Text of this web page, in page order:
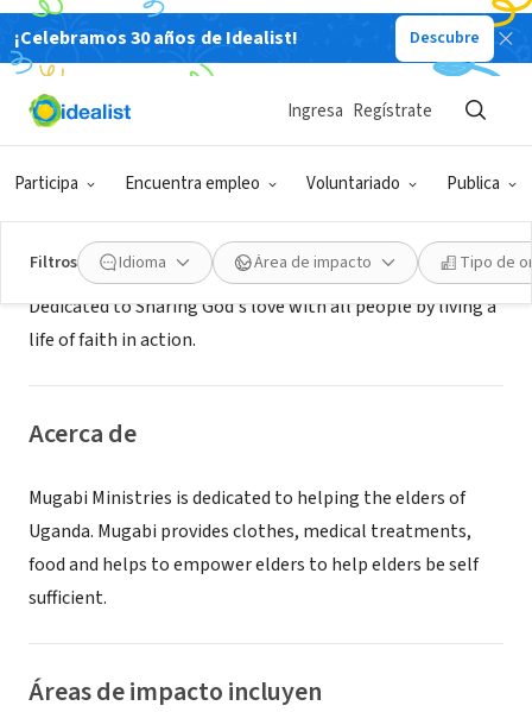
¡Celebramos 30 años de Idealist! Descubre
Participa Encuentra empleo Voluntariado Publica
Ingresa Regístrate
Filtros Idioma Área de impacto Tipo de
ORGANIZACIÓN SIN FIN DE LUCRO
MUGABI MINISTRIES
Misión
Dedicated to Sharing God's love with all people by living a
life of faith in action.
Acerca de
Mugabi Ministries is dedicated to helping the elders of
Uganda. Mugabi provides clothes, medical treatments,
food and helps to empower elders to help elders be self
sufficient.
Áreas de impacto incluyen